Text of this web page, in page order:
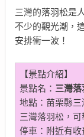
三灣的落羽松是
不少的觀光潮，
安排衝一波！
【景點介紹】
景點名： 三灣落
地點：苗栗縣
三灣落羽松，
停車：附近有